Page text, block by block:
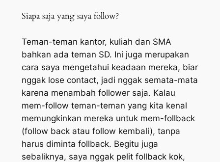
Siapa saja yang saya follow?
Teman-teman kantor, kuliah dan SMA
bahkan ada teman SD. Ini juga merupakan
cara saya mengetahui keadaan mereka, biar
nggaklose contact, jadi nggak semata-mata
karena menambah follower saja. Kalau
mem-follow teman-teman yang kita kenal
memungkinkan mereka untuk mem-follback
(follow back atau follow kembali), tanpa
harus diminta follback. Begitu juga
sebaliknya, saya nggak pelit follback kok,